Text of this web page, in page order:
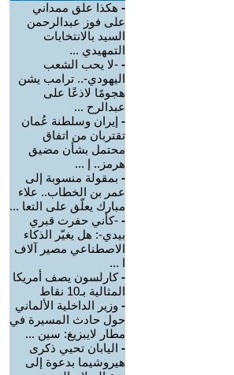
- هكذا علق ممداني
على فوز عبدالرحمن
السيد بالانتخابات
التمهيدي ...
- -لا يحب الشعب
اليهودي-.. ترامب يشن
هجومًا لاذعًا على
عبدالرح ...
- إيران وسلطنة عُمان
تقتربان من اتفاق
محتمل بشأن مضيق
هرمز.. إ ...
- بمقولة منسوبة إلى
عمر بن الخطاب.. علاء
مبارك يعلّق على التعا ...
- -كأني حفرت قبري
بيدي-: هل يغيّر الذكاء
الاصطناعي مصير آلاف
ا ...
-كارلسون يصف أمريكا
المثالية بـ10 نقاط
- وزير الداخلية الألماني
حول حادث المسيرة في
مطار لايبزيغ: سين ...
- اليابان تحيي ذكرى
هيروشيما بدعوة إلى